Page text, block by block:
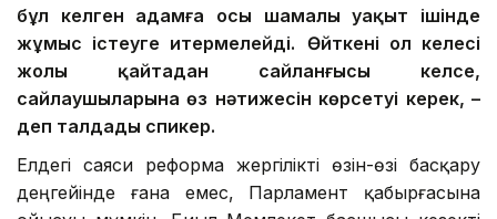
бұл келген адамға осы шамалы уақыт ішінде
жұмыс істеуге итермелейді. Өйткені ол келесі
жолы қайтадан сайланғысы келсе,
сайлаушыларына өз нәтижесін көрсетуі керек, –
деп талдады спикер.
Елдегі саяси реформа жергілікті өзін-өзі басқару
деңгейінде ғана емес, Парламент қабырғасына